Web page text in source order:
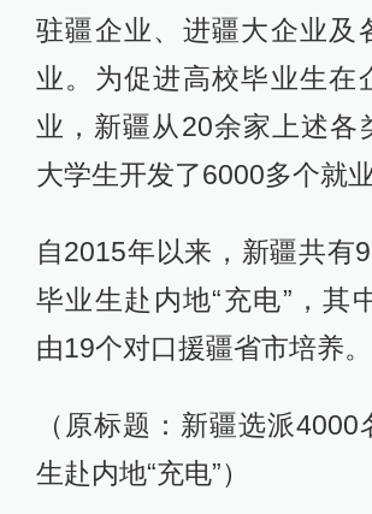
驻疆企业、进疆大企业及
业。为促进高校毕业生在
业，新疆从20余家上述各
大学生开发了6000多个就业
自2015年以来，新疆共有
毕业生赴内地“充电”，其
由19个对口援疆省市培养。
（原标题：新疆选派4000
生赴内地“充电”）